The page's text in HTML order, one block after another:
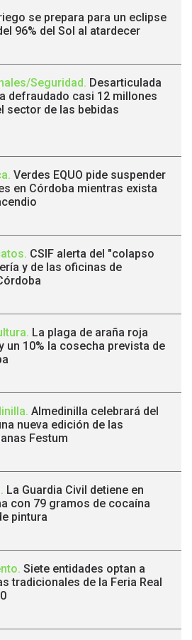
se prepara para un eclipse
96% del Sol al atardecer
Seguridad. Desarticulada
defraudado casi 12 millones
sector de las bebidas
. Verdes EQUO pide suspender
en Córdoba mientras exista
. CSIF alerta del "colapso
y de las oficinas de
. La plaga de araña roja
un 10% la cosecha prevista de
. Almedinilla celebrará del
nueva edición de las
Festum
. La Guardia Civil detiene en
con 79 gramos de cocaína
pintura
. Siete entidades optan a
tradicionales de la Feria Real